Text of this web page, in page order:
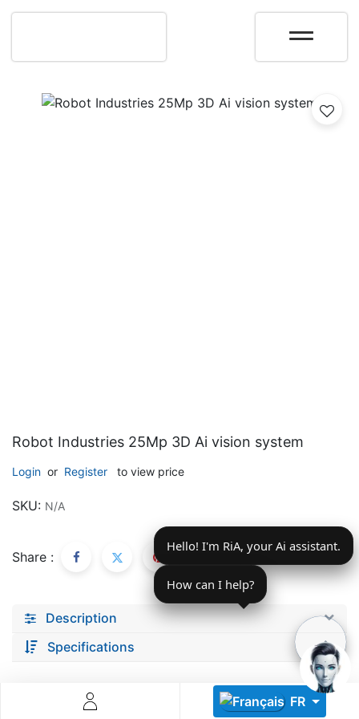
FR
Robot Industries 25Mp 3D Ai vision system
Login or Register to view price
SKU: N/A
Share :
Description
Specifications
Platformă integrată pentru managementul flotei de roboți
Monitorizare în timp real și analiză date
Conectează roboți, software și servicii într-o singură
Scalabil de la 1 robot la zeci de unități
Hello! I'm RiA, your Ai assistant.
How can I help?